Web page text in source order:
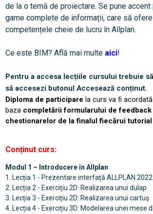
de la o temă de proiectare. Se pune
game complete de informații, care să
competențele cheie de lucru în Allplan.
Ce este BIM? Află mai multe aici!
Pentru a accesa lecțiile cursului trebuie
să accesezi butonul Accesează conținut.
Diploma de participare la curs va fi
baza completării formularului de feedback
chestionarelor de la finalul fiecărui tutorial
Conținut curs:
Modul 1 – Introducere în Allplan
1. Lecția 1 - Prezentare interfață ALLPLAN 2022
2. Lecția 2 - Exercițiu 2D: Realizarea unui dulap
3. Lecția 3 - Exercițiu 2D: Realizarea unui cartuș
4. Lecția 4 - Exercițiu 3D: Modelarea unei mese